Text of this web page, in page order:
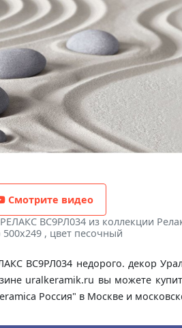
Смотрите видео
ВС9РЛ034 из коллекции
500x249 , цвет песочный
ВС9РЛ034 недорого. декор
uralkeramik.ru вы можете
Россия" в Москве и